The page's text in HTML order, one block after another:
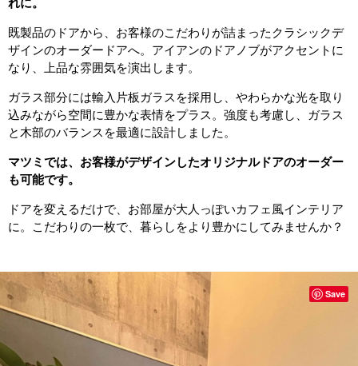
れに。
既製品のドアから、お客様のこだわりが詰まったクラシックデ
ザインのオーダードアへ。アイアンのドアノブがアクセントに
なり、上品な雰囲気を演出します。
ガラス部分には輸入片板ガラスを採用し、やわらかな光を取り
込みながら空間に豊かな表情をプラス。強度も考慮し、ガラス
と木部のバランスを最適に設計しました。
マツミでは、お客様がデザインしたオリジナルドアのオーダー
も可能です。
ドアを変えるだけで、お部屋が大人っぽいカフェ風インテリア
に。こだわりの一枚で、暮らしをより豊かにしてみませんか？
Save